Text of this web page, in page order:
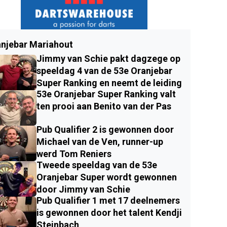
Mariahout
Jimmy van Schie pakt dagzege op
speeldag 4 van de 53e Oranjebar
Super Ranking en neemt de leiding
53e Oranjebar Super Ranking valt
ten prooi aan Benito van der Pas
Pub Qualifier 2 is gewonnen door
Michael van de Ven, runner-up
werd Tom Reniers
Tweede speeldag van de 53e
Oranjebar Super wordt gewonnen
door Jimmy van Schie
Pub Qualifier 1 met 17 deelnemers
is gewonnen door het talent Kendji